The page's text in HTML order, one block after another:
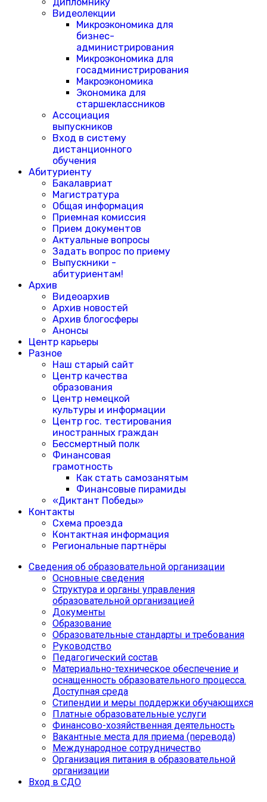
Видеолекции
Микроэкономика для
бизнес-
администрирования
Микроэкономика для
госадминистрирования
Макроэкономика
Экономика для
старшеклассников
Ассоциация
выпускников
Вход в систему
дистанционного
обучения
Абитуриенту
Бакалавриат
Магистратура
Общая информация
Приемная комиссия
Прием документов
Актуальные вопросы
Задать вопрос по приему
Выпускники -
абитуриентам!
Архив
Видеоархив
Архив новостей
Архив блогосферы
Анонсы
Центр карьеры
Разное
Наш старый сайт
Центр качества
образования
Центр немецкой
культуры и информации
Центр гос. тестирования
иностранных граждан
Бессмертный полк
Финансовая
грамотность
Как стать самозанятым
Финансовые пирамиды
«Диктант Победы»
Контакты
Схема проезда
Контактная информация
Региональные партнёры
Сведения об образовательной организации
Основные сведения
Структура и органы управления
образовательной организацией
Документы
Образование
Образовательные стандарты и требования
Руководство
Педагогический состав
Материально-техническое обеспечение и
оснащенность образовательного процесса.
Доступная среда
Cтипендии и меры поддержки обучающихся
Платные образовательные услуги
Финансово-хозяйственная деятельность
Вакантные места для приема (перевода)
Международное сотрудничество
Организация питания в образовательной
организации
Вход в СДО